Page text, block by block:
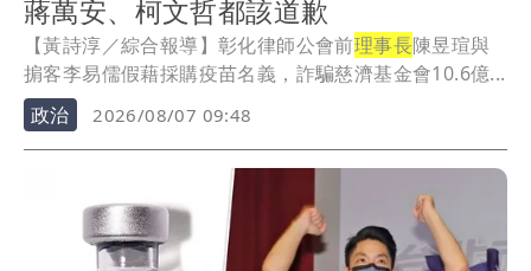
蔣萬安、柯文哲都該道歉
【黃詩淳／綜合報導】彰化律師公會前理事長陳昱瑄與
掮客李易儒假藉採購疫苗名義，詐騙慈濟基金會10.6億...
政治
2026/08/07 09:48